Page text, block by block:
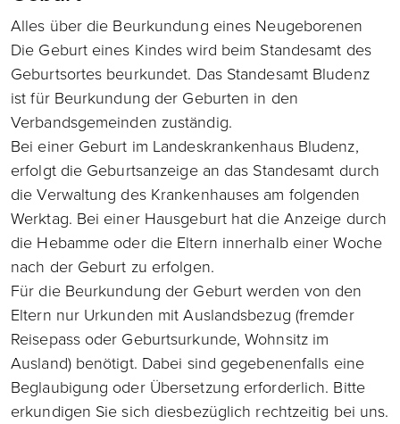
Alles über die Beurkundung eines Neugeborenen
Die Geburt eines Kindes wird beim Standesamt des
Geburtsortes beurkundet. Das Standesamt Bludenz
ist für Beurkundung der Geburten in den
Verbandsgemeinden zuständig.
Bei einer Geburt im Landeskrankenhaus Bludenz,
erfolgt die Geburtsanzeige an das Standesamt durch
die Verwaltung des Krankenhauses am folgenden
Werktag. Bei einer Hausgeburt hat die Anzeige durch
die Hebamme oder die Eltern innerhalb einer Woche
nach der Geburt zu erfolgen.
Für die Beurkundung der Geburt werden von den
Eltern nur Urkunden mit Auslandsbezug (fremder
Reisepass oder Geburtsurkunde, Wohnsitz im
Ausland) benötigt. Dabei sind gegebenenfalls eine
Beglaubigung oder Übersetzung erforderlich. Bitte
erkundigen Sie sich diesbezüglich rechtzeitig bei uns.